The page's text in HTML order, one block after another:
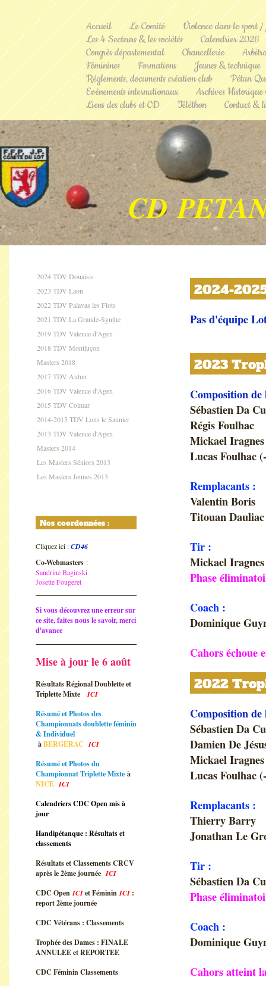
Accueil Le Comité
Violence dans le sport
Les 4 Secteurs & les sociétés
Calendrier 2026
Congrès départemental
Chancellerie
Féminines
Formations
Jeunes & technique
Réglements, documents création club
Pétan
Evènements internationaux
Archives
Liens des clubs et CD
Téléthon Contact &
CD
2024 TDV Douaisis
2023 TDV Laon
2022 TDV Palavas les Flots
2021 TDV La Grande-Synthe
2019 TDV Valence d'Agen
2018 TDV Montluçon
Masters 2018
2017 TDV Autun
2016 TDV Valence d'Agen
2015 TDV Colmar
2014-2015 TDV Lons le Saunier
2013 TDV Valence d'Agen
Masters 2014
Les Masters Séniors 2013
Les Masters Jeunes 2013
Nos coordonnées :
Cliquez ici :CD46
Co-Webmasters :
Sandrine Baginski
Josette Fougeret
Si vous découvrez une erreur sur
ce site, faites nous le savoir, merci
d'avance
Mise à jour le 6 août
Résultats Régional Doublette et
Triplette Mixte
ICI
Résumé et Photos des
Championnats doublette féminin
& Individuel
àBERGERACICI
Résumé et Photos du
Championnat Triplette Mixte à
NICEICI
Calendriers CDC Open mis à
jour
Handipétanque : Résultats et
classements
Résultats et Classements CRCV
après le 2ème journée ICI
CDC OpenICIet FémininICI :
report 2ème journée
CDC Vétérans : Classements
Trophée des Dames : FINALE
ANNULEE et REPORTEE
CDC Féminin Classements
2024-
Pas d'équipe
2023
Composition
Sébastien Da
Régis Foulhac
Mickael Iragnes
Lucas Foulhac
Remplacants :
Valentin Boris
Titouan Dauliac
Tir :
Mickael Iragnes
Phase
Coach :
Dominique
Cahors échoue
2022
Composition
Sébastien Da
Damien De
Mickael Iragnes
Lucas Foulhac
Remplacants :
Thierry Barry
Jonathan Le
Tir :
Sébastien Da
Phase
Coach :
Dominique
Cahors atteint